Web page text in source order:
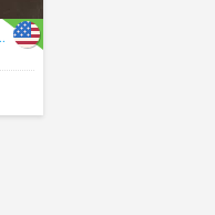
(Audio)